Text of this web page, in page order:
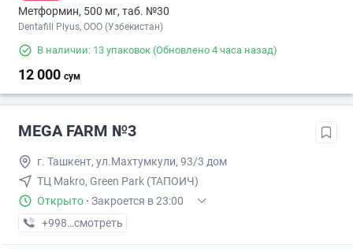
Метформин, 500 мг, таб. №30
Dentafill Plyus, ООО (Узбекистан)
В наличии: 13 упаковок (Обновлено 4 часа назад)
12 000 сум
MEGA FARM №3
г. Ташкент, ул.Махтумкули, 93/3 дом
ТЦ Makro, Green Park (ТАПОИЧ)
Открыто · Закроется в 23:00
+998 (55) XXX-XX-XX
смотреть